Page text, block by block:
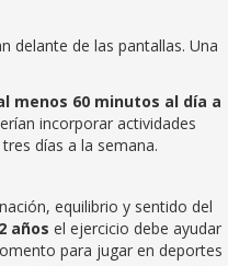
delante de las pantallas. Una
menos 60 minutos al día a
incorporar actividades
días a la semana.
equilibrio y sentido del
años el ejercicio debe ayudar
para jugar en deportes